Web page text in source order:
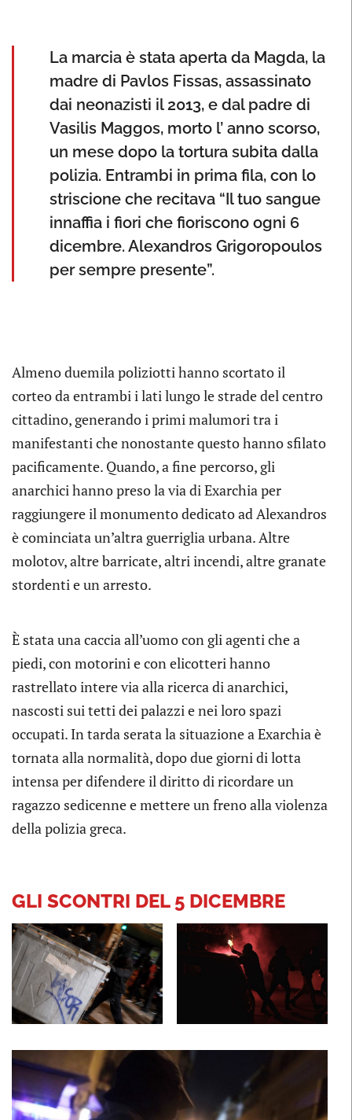
La marcia è stata aperta da Magda, la
madre di Pavlos Fissas, assassinato
dai neonazisti il 2013, e dal padre di
Vasilis Maggos, morto l’ anno scorso,
un mese dopo la tortura subita dalla
polizia. Entrambi in prima fila, con lo
striscione che recitava “Il tuo sangue
innaffia i fiori che fioriscono ogni 6
dicembre. Alexandros Grigoropoulos
per sempre presente”.
Almeno duemila poliziotti hanno scortato il
corteo da entrambi i lati lungo le strade del centro
cittadino, generando i primi malumori tra i
manifestanti che nonostante questo hanno sfilato
pacificamente. Quando, a fine percorso, gli
anarchici hanno preso la via di Exarchia per
raggiungere il monumento dedicato ad Alexandros
è cominciata un’altra guerriglia urbana. Altre
molotov, altre barricate, altri incendi, altre granate
stordenti e un arresto.
È stata una caccia all’uomo con gli agenti che a
piedi, con motorini e con elicotteri hanno
rastrellato intere via alla ricerca di anarchici,
nascosti sui tetti dei palazzi e nei loro spazi
occupati. In tarda serata la situazione a Exarchia è
tornata alla normalità, dopo due giorni di lotta
intensa per difendere il diritto di ricordare un
ragazzo sedicenne e mettere un freno alla violenza
della polizia greca.
GLI SCONTRI DEL 5 DICEMBRE